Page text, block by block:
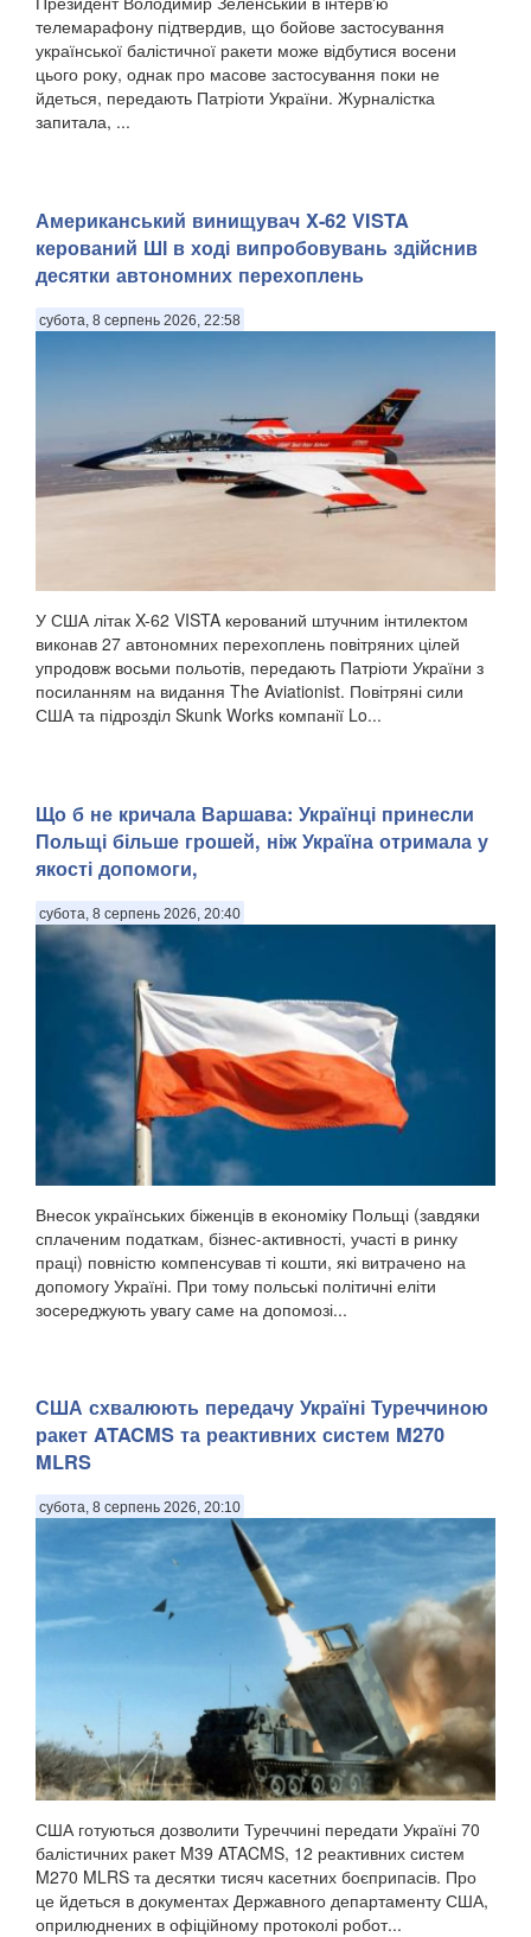
телемарафону підтвердив, що бойове застосування
української балістичної ракети може відбутися восени
цього року, однак про масове застосування поки не
йдеться, передають Патріоти України. Журналістка
запитала, ...
Американський винищувач X-62 VISTA
керований ШІ в ході випробовувань здійснив
десятки автономних перехоплень
субота, 8 серпень 2026, 22:58
У США літак X-62 VISTA керований штучним інтилектом
виконав 27 автономних перехоплень повітряних цілей
упродовж восьми польотів, передають Патріоти України з
посиланням на видання The Aviationist. Повітряні сили
США та підрозділ Skunk Works компанії Lo...
Що б не кричала Варшава: Українці принесли
Польщі більше грошей, ніж Україна отримала у
якості допомоги,
субота, 8 серпень 2026, 20:40
Внесок українських біженців в економіку Польщі (завдяки
сплаченим податкам, бізнес-активності, участі в ринку
праці) повністю компенсував ті кошти, які витрачено на
допомогу Україні. При тому польські політичні еліти
зосереджують увагу саме на допомозі...
США схвалюють передачу Україні Туреччиною
ракет ATACMS та реактивних систем M270
MLRS
субота, 8 серпень 2026, 20:10
США готуються дозволити Туреччині передати Україні 70
балістичних ракет M39 ATACMS, 12 реактивних систем
M270 MLRS та десятки тисяч касетних боєприпасів. Про
це йдеться в документах Державного департаменту США,
оприлюднених в офіційному протоколі робот...